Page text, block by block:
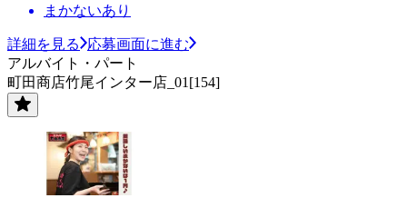
まかないあり
詳細を見る
応募画面に進む
アルバイト・パート
町田商店竹尾インター店_01[154]